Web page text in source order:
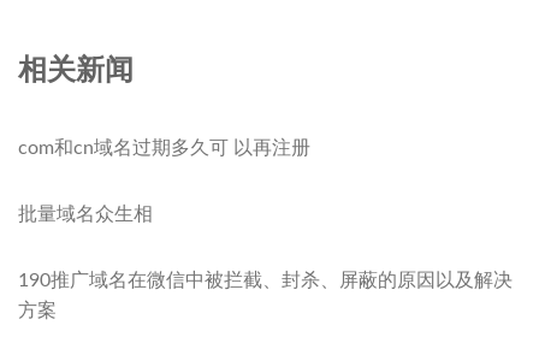
相关新闻
com和cn域名过期多久可 以再注册
批量域名众生相
190推广域名在微信中被拦截、封杀、屏蔽的原因以及解决
方案